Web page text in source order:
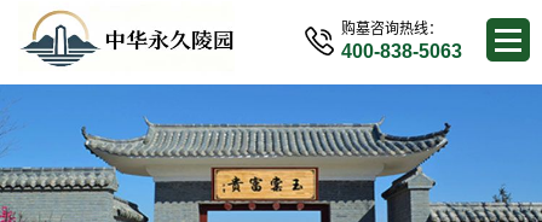
购墓咨询热线：
400-838-5063